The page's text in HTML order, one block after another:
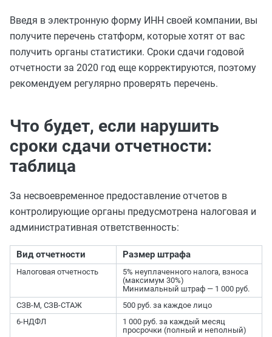
Введя в электронную форму ИНН своей компании, вы
получите перечень статформ, которые хотят от вас
получить органы статистики. Сроки сдачи годовой
отчетности за 2020 год еще корректируются, поэтому
рекомендуем регулярно проверять перечень.
Что будет, если нарушить
сроки сдачи отчетности:
таблица
За несвоевременное предоставление отчетов в
контролирующие органы предусмотрена налоговая и
административная ответственность:
Вид отчетности Размер штрафа
Налоговая отчетность
5% неуплаченного налога, взноса
(максимум 30%)
Минимальный штраф — 1 000 руб.
СЗВ-М, СЗВ-СТАЖ
500 руб. за каждое лицо
6-НДФЛ
1 000 руб. за каждый месяц
просрочки (полный и неполный)